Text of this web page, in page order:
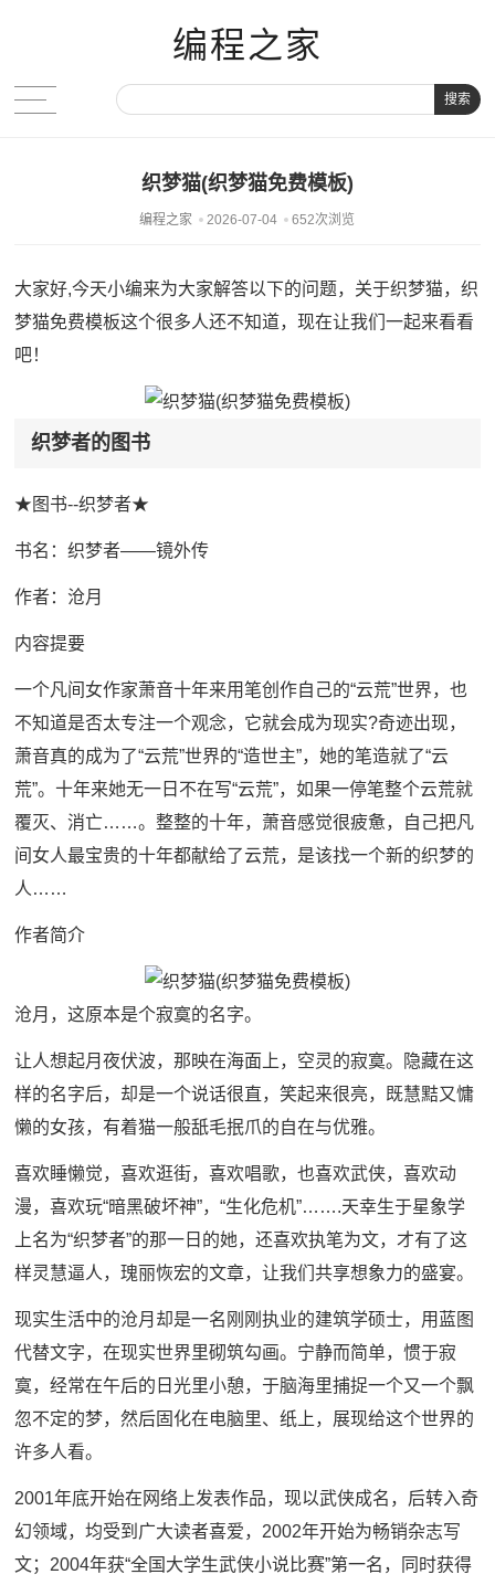
编程之家
搜索
织梦猫(织梦猫免费模板)
编程之家 2026-07-04 652次浏览
大家好,今天小编来为大家解答以下的问题，关于织梦猫，织
梦猫免费模板这个很多人还不知道，现在让我们一起来看看
吧！
织梦者的图书
★图书--织梦者★
书名：织梦者——镜外传
作者：沧月
内容提要
一个凡间女作家萧音十年来用笔创作自己的“云荒”世界，也
不知道是否太专注一个观念，它就会成为现实?奇迹出现，
萧音真的成为了“云荒”世界的“造世主”，她的笔造就了“云
荒”。十年来她无一日不在写“云荒”，如果一停笔整个云荒就
覆灭、消亡……。整整的十年，萧音感觉很疲惫，自己把凡
间女人最宝贵的十年都献给了云荒，是该找一个新的织梦的
人……
作者简介
沧月，这原本是个寂寞的名字。
让人想起月夜伏波，那映在海面上，空灵的寂寞。隐藏在这
样的名字后，却是一个说话很直，笑起来很亮，既慧黠又慵
懒的女孩，有着猫一般舐毛抿爪的自在与优雅。
喜欢睡懒觉，喜欢逛街，喜欢唱歌，也喜欢武侠，喜欢动
漫，喜欢玩“暗黑破坏神”，“生化危机”…….天幸生于星象学
上名为“织梦者”的那一日的她，还喜欢执笔为文，才有了这
样灵慧逼人，瑰丽恢宏的文章，让我们共享想象力的盛宴。
现实生活中的沧月却是一名刚刚执业的建筑学硕士，用蓝图
代替文字，在现实世界里砌筑勾画。宁静而简单，惯于寂
寞，经常在午后的日光里小憩，于脑海里捕捉一个又一个飘
忽不定的梦，然后固化在电脑里、纸上，展现给这个世界的
许多人看。
2001年底开始在网络上发表作品，现以武侠成名，后转入奇
幻领域，均受到广大读者喜爱，2002年开始为畅销杂志写
文；2004年获“全国大学生武侠小说比赛”第一名，同时获得